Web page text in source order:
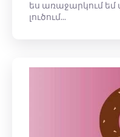
ես առաջարկում
լուծում...